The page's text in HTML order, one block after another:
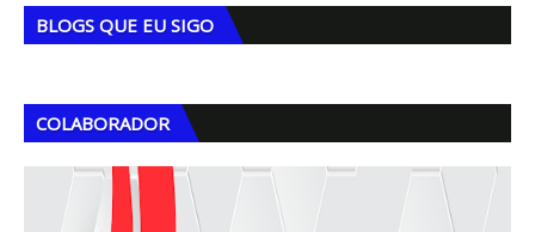
BLOGS QUE EU SIGO
COLABORADOR